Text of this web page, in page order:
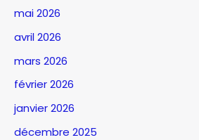
mai 2026
avril 2026
mars 2026
février 2026
janvier 2026
décembre 2025